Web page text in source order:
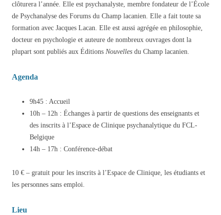
clôturera l’année. Elle est psychanalyste, membre fondateur de l’École
de Psychanalyse des Forums du Champ lacanien. Elle a fait toute sa
formation avec Jacques Lacan. Elle est aussi agrégée en philosophie,
docteur en psychologie et auteure de nombreux ouvrages dont la
plupart sont publiés aux Éditions Nouvelles du Champ lacanien.
Agenda
9h45 : Accueil
10h – 12h : Échanges à partir de questions des enseignants et
des inscrits à l’Espace de Clinique psychanalytique du FCL-
Belgique
14h – 17h : Conférence-débat
10 € – gratuit pour les inscrits à l’Espace de Clinique, les étudiants et
les personnes sans emploi.
Lieu